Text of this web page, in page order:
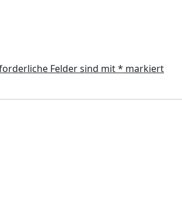
Felder sind mit* markiert